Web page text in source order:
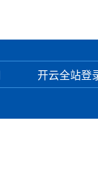
开云全站登